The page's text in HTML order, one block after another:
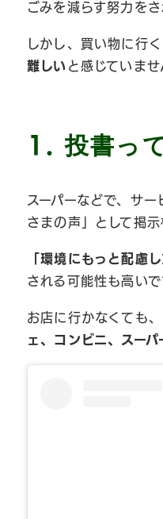
ごみを減らす努力を
しかし、買い物に行
難しい と感じていま
1.投書っ
スーパーなどで、サ
さまの声」として掲
「環境にもっと配慮
される可能性も高いで
お店に行かなくても
ェ、コンビニ、スー